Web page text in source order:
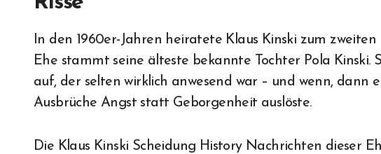
In den 1960er-Jahren heiratete Klaus Kinski zum zweiten
Ehe stammt seine älteste bekannte Tochter Pola Kinski.
auf, der selten wirklich anwesend war – und wenn, dann
Ausbrüche Angst statt Geborgenheit auslöste.
Die Klaus Kinski Scheidung History Nachrichten dieser